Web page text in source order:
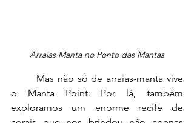
Arraias Manta no Ponto das Mantas
o Manta Point. Por lá, também
exploramos um enorme recife de